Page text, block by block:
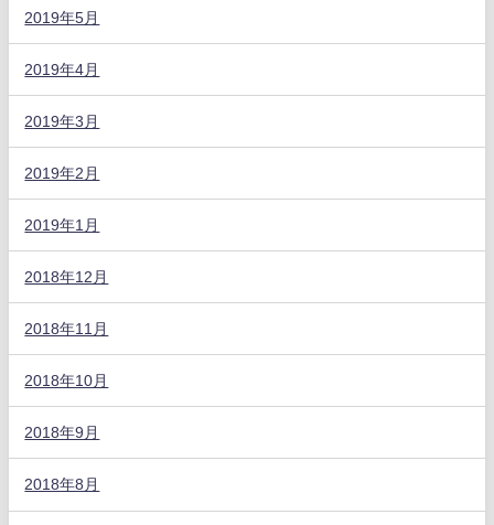
2019年5月
2019年4月
2019年3月
2019年2月
2019年1月
2018年12月
2018年11月
2018年10月
2018年9月
2018年8月